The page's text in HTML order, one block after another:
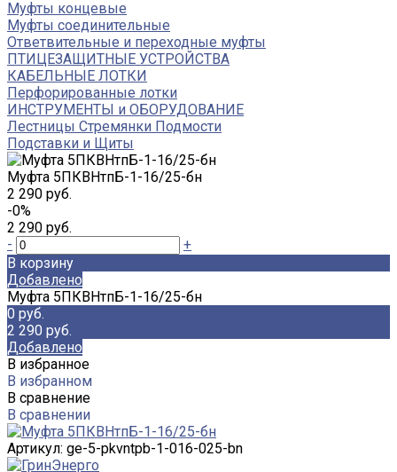
Муфты концевые
Муфты соединительные
Ответвительные и переходные муфты
ПТИЦЕЗАЩИТНЫЕ УСТРОЙСТВА
КАБЕЛЬНЫЕ ЛОТКИ
Перфорированные лотки
ИНСТРУМЕНТЫ и ОБОРУДОВАНИЕ
Лестницы Стремянки Подмости
Подставки и Щиты
Муфта 5ПКВНтпБ-1-16/25-бн
2 290 руб.
-0%
2 290 руб.
-
+
В корзину
Добавлено
Муфта 5ПКВНтпБ-1-16/25-бн
0 руб.
2 290 руб.
Добавлено
В избранное
В избранном
В сравнение
В сравнении
Артикул: ge-5-pkvntpb-1-016-025-bn